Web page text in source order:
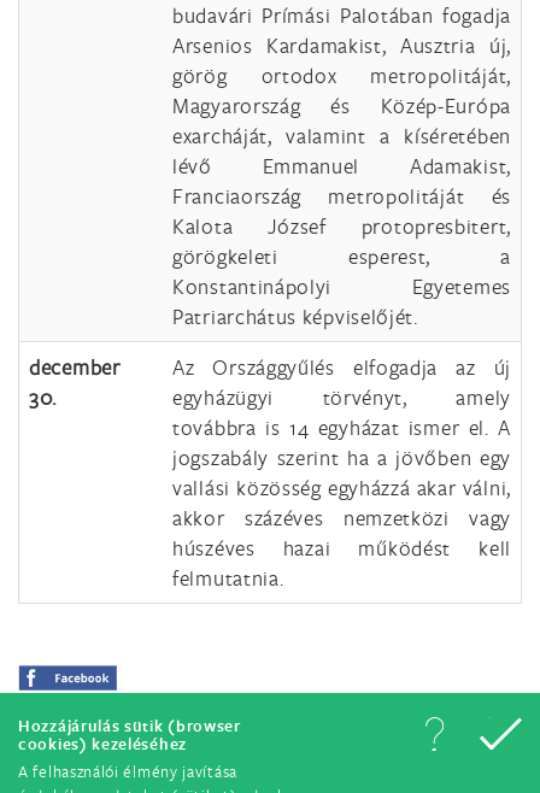
Hozzájárulás sütik (browser
cookies) kezeléséhez
A felhasználói élmény javítása
budavári Prímási Palotában fogadja
Arsenios Kardamakist, Ausztria új,
görög ortodox metropolitáját,
Magyarország és Közép-Európa
exarcháját, valamint a kíséretében
lévő Emmanuel Adamakist,
Franciaország metropolitáját és
Kalota József protopresbitert,
görögkeleti esperest, a
Konstantinápolyi Egyetemes
Patriarchátus képviselőjét.
december
30.
Az Országgyűlés elfogadja az új
egyházügyi törvényt, amely
továbbra is 14 egyházat ismer el. A
jogszabály szerint ha a jövőben egy
vallási közösség egyházzá akar válni,
akkor százéves nemzetközi vagy
húszéves hazai működést kell
felmutatnia.